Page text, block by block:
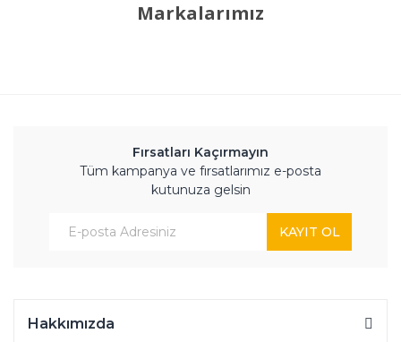
Markalarımız
Fırsatları Kaçırmayın
Tüm kampanya ve fırsatlarımız e-posta
kutunuza gelsin
KAYIT OL
Hakkımızda